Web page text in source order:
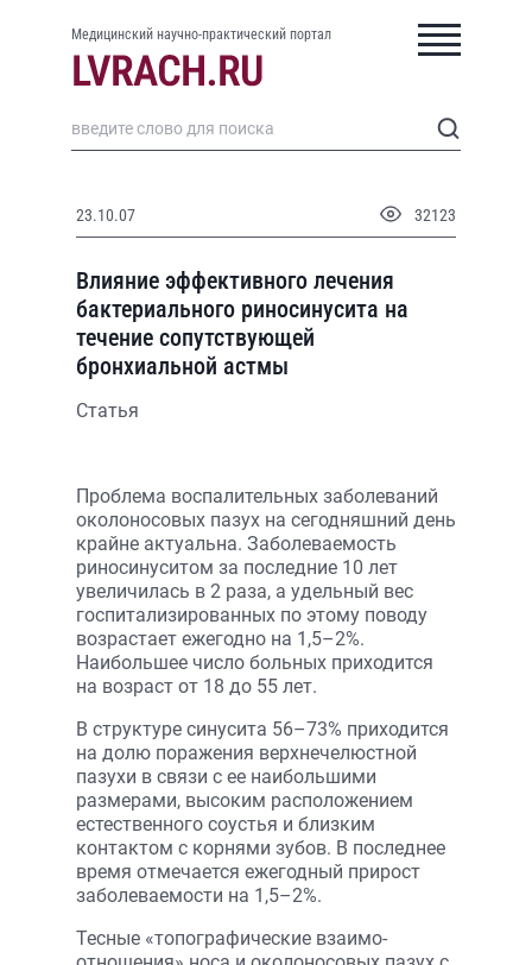
Медицинский научно-практический портал
23.10.07 32123
Влияние эффективного лечения
бактериального риносинусита на
течение сопутствующей
бронхиальной астмы
Статья
Проблема воспалительных заболеваний
околоносовых пазух на сегодняшний день
крайне актуальна. Заболеваемость
риносинуситом за последние 10 лет
увеличилась в 2 раза, а удельный вес
госпитализированных по этому поводу
возрастает ежегодно на 1,5–2%.
Наибольшее число больных приходится
на возраст от 18 до 55 лет.
В структуре синусита 56–73% приходится
на долю поражения верхнечелюст­ной
пазухи в связи с ее наибольшими
размерами, высоким расположением
естественного соустья и близким
контактом с корнями зубов. В последнее
время отмечается ежегодный прирост
заболеваемости на 1,5–2%.
Тесные «топографические взаимо­